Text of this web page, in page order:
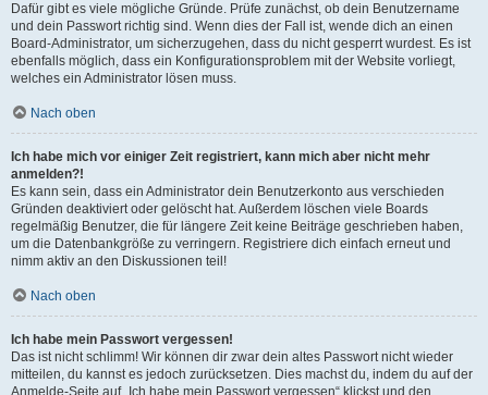
Dafür gibt es viele mögliche Gründe. Prüfe zunächst, ob dein Benutzername
und dein Passwort richtig sind. Wenn dies der Fall ist, wende dich an einen
Board-Administrator, um sicherzugehen, dass du nicht gesperrt wurdest. Es ist
ebenfalls möglich, dass ein Konfigurationsproblem mit der Website vorliegt,
welches ein Administrator lösen muss.
Nach oben
Ich habe mich vor einiger Zeit registriert, kann mich aber nicht mehr
anmelden?!
Es kann sein, dass ein Administrator dein Benutzerkonto aus verschieden
Gründen deaktiviert oder gelöscht hat. Außerdem löschen viele Boards
regelmäßig Benutzer, die für längere Zeit keine Beiträge geschrieben haben,
um die Datenbankgröße zu verringern. Registriere dich einfach erneut und
nimm aktiv an den Diskussionen teil!
Nach oben
Ich habe mein Passwort vergessen!
Das ist nicht schlimm! Wir können dir zwar dein altes Passwort nicht wieder
mitteilen, du kannst es jedoch zurücksetzen. Dies machst du, indem du auf der
Anmelde-Seite auf „Ich habe mein Passwort vergessen“ klickst und den